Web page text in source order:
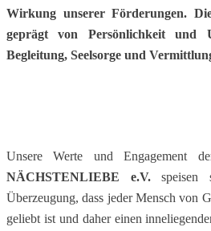
Wirkung ​​unserer Förderungen.
geprägt von Persönlichkeit und
Begleitung, Seelsorge und
Unsere Werte und Engagement
NÄCHSTENLIEBE e.V.
Überzeugung, ​dass ​jeder Mensch von
geliebt ist und daher einen